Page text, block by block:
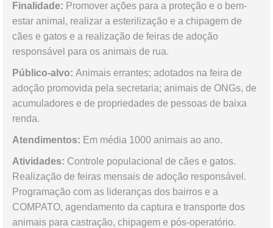
Finalidade: Promover ações para a proteção e o bem-
estar animal, realizar a esterilização e a chipagem de
cães e gatos e a realização de feiras de adoção
responsável para os animais de rua.
Público-alvo: Animais errantes; adotados na feira de
adoção promovida pela secretaria; animais de ONGs, de
acumuladores e de propriedades de pessoas de baixa
renda.
Atendimentos: Em média 1000 animais ao ano.
Atividades: Controle populacional de cães e gatos.
Realização de feiras mensais de adoção responsável.
Programação com as lideranças dos bairros e a
COMPATO, agendamento da captura e transporte dos
animais para castração, chipagem e pós-operatório.